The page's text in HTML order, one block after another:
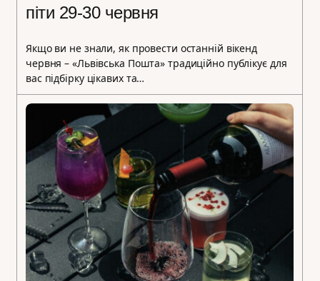
піти 29-30 червня
Якщо ви не знали, як провести останній вікенд
червня – «Львівська Пошта» традиційно публікує для
вас підбірку цікавих та…